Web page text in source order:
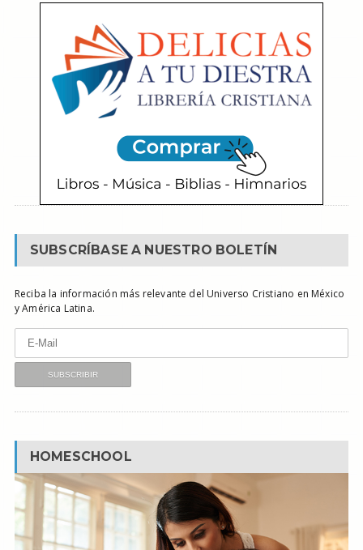
SUBSCRÍBASE A NUESTRO BOLETÍN
Reciba la información más relevante del Universo Cristiano en México
y América Latina.
HOMESCHOOL